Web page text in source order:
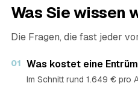
Was Sie wissen
Die Fragen, die fast jeder
01 Was kostet eine
Im Schnitt rund 1.649 € pro